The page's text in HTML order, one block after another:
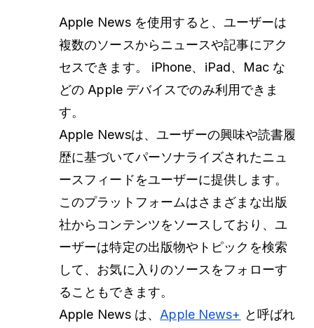
Apple News を使用すると、ユーザーは
複数のソースからニュースや記事にアク
セスできます。 iPhone、iPad、Mac な
どの Apple デバイスでのみ利用できま
す。
Apple Newsは、ユーザーの興味や読書履
歴に基づいてパーソナライズされたニュ
ースフィードをユーザーに提供します。
このプラットフォームはさまざまな出版
社からコンテンツをソースしており、ユ
ーザーは特定の出版物やトピックを検索
して、お気に入りのソースをフォローす
ることもできます。
Apple News は、 Apple News+ と呼ばれ